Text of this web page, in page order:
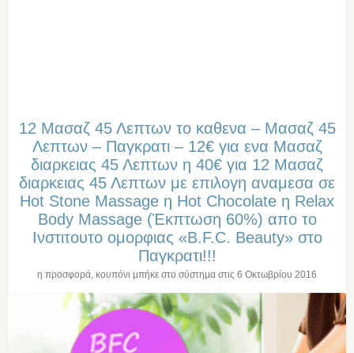
12 Μασαζ 45 Λεπτων το καθενα – Μασαζ 45
Λεπτων – Παγκρατι – 12€ για ενα Μασαζ
διαρκειας 45 Λεπτων η 40€ για 12 Μασαζ
διαρκειας 45 Λεπτων με επιλογη αναμεσα σε
Hot Stone Massage η Hot Chocolate η Relax
Body Massage (Έκπτωση 60%) απο το
Ινστιτουτο ομορφιας «B.F.C. Beauty» στο
Παγκρατι!!!
η προσφορά, κουπόνι μπήκε στο σύστημα στις 6 Οκτωβρίου 2016